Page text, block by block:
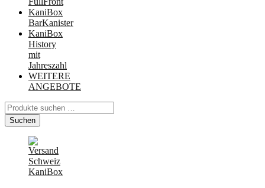
KaniBox
BarKanister
KaniBox
History
mit
Jahreszahl
WEITERE
ANGEBOTE
Suchen
nach:
Suchen